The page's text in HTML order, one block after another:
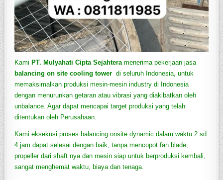
Kami PT. Mulyahati Cipta Sejahteramenerima pekerjaan jasa
balancing on site cooling tower di seluruh Indonesia, untuk
memaksimalkan produksi mesin-mesin industry di Indonesia
dengan menurunkan getaran atau vibrasi yang diakibatkan oleh
unbalance. Agar dapat mencapai target produksi yang telah
ditentukan oleh Perusahaan.
Kami eksekusi proses balancing onsite dynamic dalam waktu 2 sd
4 jam dapat selesai dengan baik, tanpa mencopot fan blade,
propeller dari shaft nya dan mesin siap untuk berproduksi kembali,
sangat menghemat waktu, biaya dan tenaga.